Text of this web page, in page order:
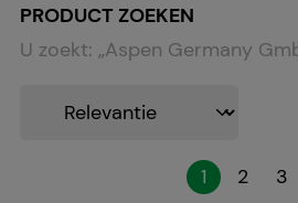
PRODUCT ZOEKEN
U zoekt: „Aspen Germany
1 2 3